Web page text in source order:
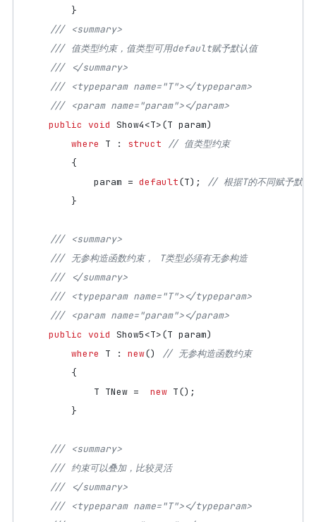
}
/// <summary>
/// 值类型约束，值类型可用default赋予默认值
/// </summary>
/// <typeparam name="T"></typeparam>
/// <param name="param"></param>
public void Show4<T>(T param)
where
T : struct
// 值类型约束
{
param = default(T);
// 根据T的不同赋予默认
}
/// <summary>
/// 无参构造函数约束， T类型必须有无参构造
/// </summary>
/// <typeparam name="T"></typeparam>
/// <param name="param"></param>
public void Show5<T>(T param)
where
T : new()
// 无参构造函数约束
{
T TNew = new T();
}
/// <summary>
/// 约束可以叠加，比较灵活
/// </summary>
/// <typeparam name="T"></typeparam>